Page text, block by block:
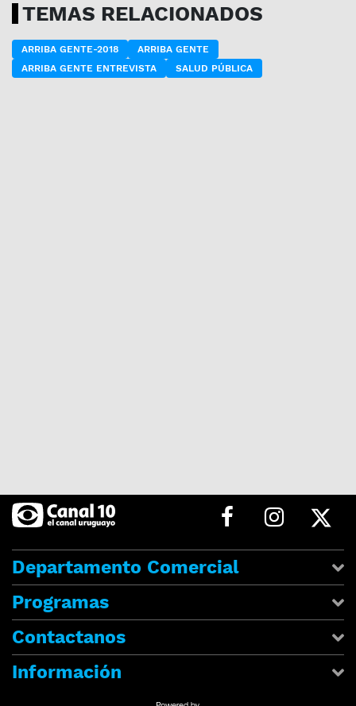
TEMAS RELACIONADOS
ARRIBA GENTE-2018
ARRIBA GENTE
ARRIBA GENTE ENTREVISTA
SALUD PÚBLICA
Departamento Comercial
Programas
Contactanos
Información